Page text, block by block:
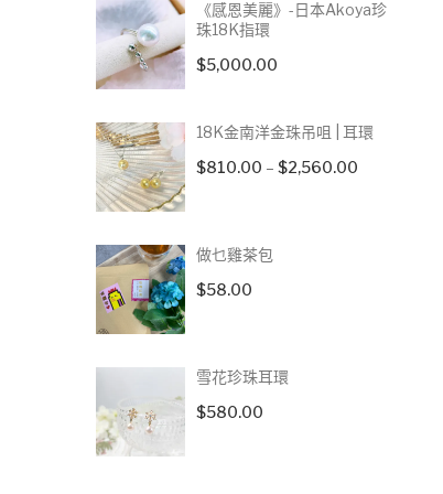
《感恩美麗》-日本Akoya珍
珠18K指環
$5,000.00
18K金南洋金珠吊咀 | 耳環
$810.00 – $2,560.00
做乜雞茶包
$58.00
雪花珍珠耳環
$580.00